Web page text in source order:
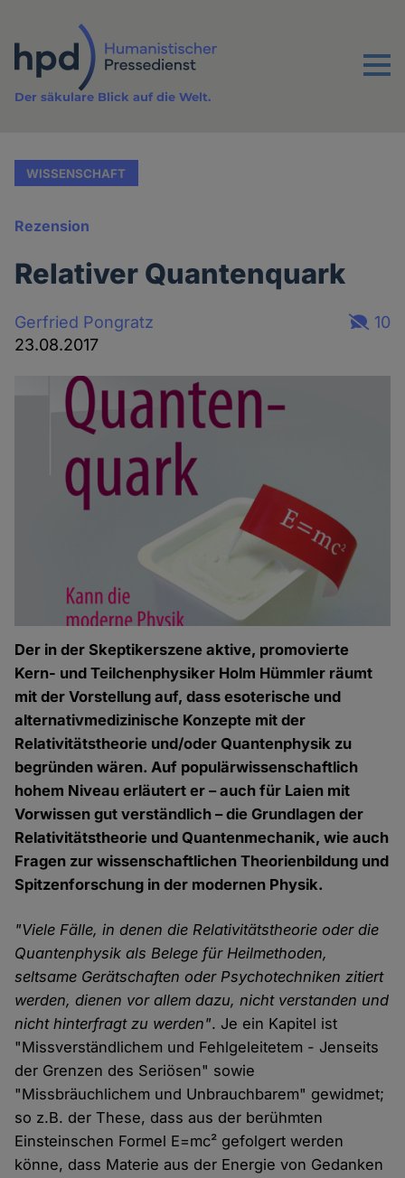
Inhalt
Menu
Der säkulare Blick auf die Welt.
WISSENSCHAFT
Rezension
Relativer Quantenquark
Gerfried Pongratz
23.08.2017
10
Der in der Skeptikerszene aktive, promovierte
Kern- und Teilchenphysiker Holm Hümmler räumt
mit der Vorstellung auf, dass esoterische und
alternativmedizinische Konzepte mit der
Relativitätstheorie und/oder Quantenphysik zu
begründen wären. Auf populärwissenschaftlich
hohem Niveau erläutert er – auch für Laien mit
Vorwissen gut verständlich – die Grundlagen der
Relativitätstheorie und Quantenmechanik, wie auch
Fragen zur wissenschaftlichen Theorienbildung und
Spitzenforschung in der modernen Physik.
"Viele Fälle, in denen die Relativitätstheorie oder die
Quantenphysik als Belege für Heilmethoden,
seltsame Gerätschaften oder Psychotechniken zitiert
werden, dienen vor allem dazu, nicht verstanden und
nicht hinterfragt zu werden". Je ein Kapitel ist
"Missverständlichem und Fehlgeleitetem - Jenseits
der Grenzen des Seriösen" sowie
"Missbräuchlichem und Unbrauchbarem" gewidmet;
so z.B. der These, dass aus der berühmten
Einsteinschen Formel E=mc² gefolgert werden
könne, dass Materie aus der Energie von Gedanken